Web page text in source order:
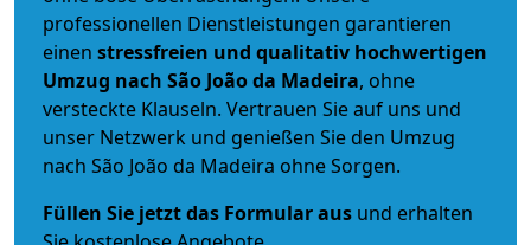
professionellen Dienstleistungen garantieren
einen stressfreien und qualitativ hochwertigen
Umzug nach São João da Madeira, ohne
versteckte Klauseln. Vertrauen Sie auf uns und
unser Netzwerk und genießen Sie den Umzug
nach São João da Madeira ohne Sorgen.
Füllen Sie jetzt das Formular aus und erhalten